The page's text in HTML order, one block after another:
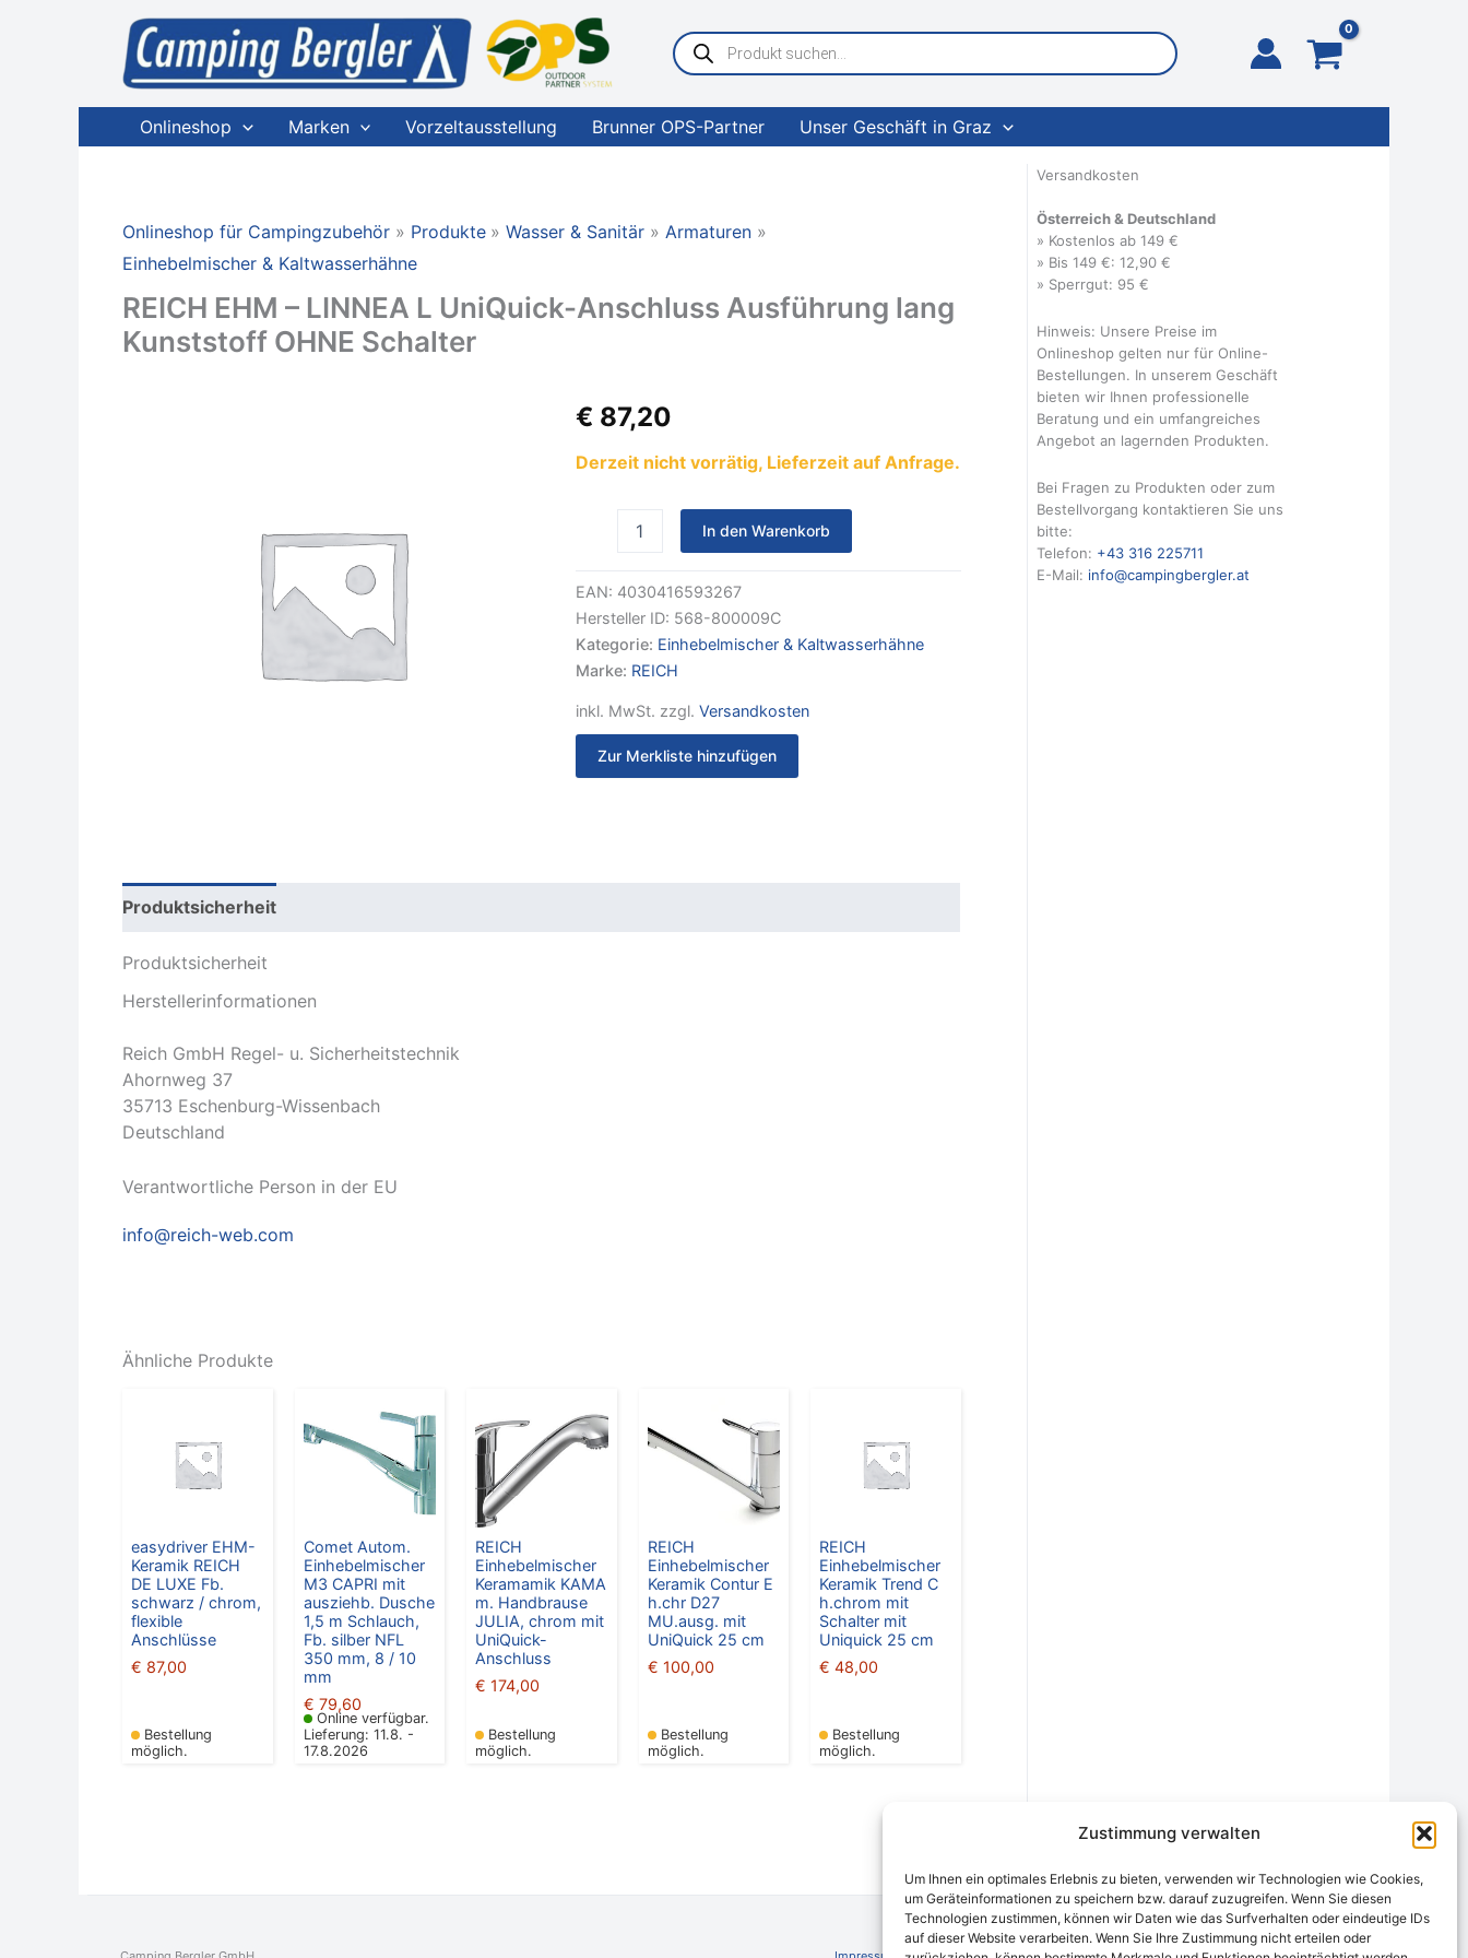
Zustimmung verwalten
Um Ihnen ein optimales Erlebnis zu bieten, verwenden wir Technologien wie Cookies,
um Geräteinformationen zu speichern bzw. darauf zuzugreifen. Wenn Sie diesen
Technologien zustimmen, können wir Daten wie das Surfverhalten oder eindeutige IDs
auf dieser Website verarbeiten. Wenn Sie Ihre Zustimmung nicht erteilen oder
Products
search
Onlineshop Marken Vorzeltausstellung Brunner OPS-Partner Unser Geschäft in Graz
Onlineshop für Campingzubehör Produkte Wasser & Sanitär
Armaturen
Einhebelmischer & Kaltwasserhähne
REICH EHM – LINNEA L UniQuick-Anschluss Ausführung lang
Kunststoff OHNE Schalter
€ 87,20
Derzeit nicht vorrätig, Lieferzeit auf Anfrage.
REICH
EHM
LINNEA
Anschluss
Kunststoff
OHNE
Schalter
Menge
In den Warenkorb
EAN: 4030416593267
Hersteller ID: 568-800009C
Kategorie: Einhebelmischer & Kaltwasserhähne
Marke: REICH
inkl. MwSt. zzgl. Versandkosten
Zur Merkliste hinzufügen
Produktsicherheit
Produktsicherheit
Herstellerinformationen
Reich GmbH Regel- u. Sicherheitstechnik
Ahornweg 37
35713 Eschenburg-Wissenbach
Deutschland
Verantwortliche Person in der EU
info@reich-web.com
Ähnliche Produkte
easydriver EHM-
Keramik REICH
DE LUXE Fb.
schwarz / chrom,
flexible
Anschlüsse
€ 87,00
Bestellung
möglich.
Comet Autom.
Einhebelmischer
M3 CAPRI mit
ausziehb. Dusche
1,5 m Schlauch,
Fb. silber NFL
350 mm, 8 / 10
mm
€ 79,60
Online verfügbar.
Lieferung: 11.8. -
17.8.2026
REICH
Einhebelmischer
Keramamik KAMA
m. Handbrause
JULIA, chrom mit
UniQuick-
Anschluss
€ 174,00
Bestellung
möglich.
REICH
Einhebelmischer
Keramik Contur E
h.chr D27
MU.ausg. mit
UniQuick 25 cm
€ 100,00
Bestellung
möglich.
REICH
Einhebelmischer
Keramik Trend C
h.chrom mit
Schalter mit
Uniquick 25 cm
€ 48,00
Bestellung
möglich.
Versandkosten
Österreich & Deutschland
» Kostenlos ab 149 €
» Bis 149 €: 12,90 €
» Sperrgut: 95 €
Hinweis: Unsere Preise im
Onlineshop gelten nur für Online-
Bestellungen. In unserem Geschäft
bieten wir Ihnen professionelle
Beratung und ein umfangreiches
Angebot an lagernden Produkten.
Bei Fragen zu Produkten oder zum
Bestellvorgang kontaktieren Sie uns
bitte:
Telefon: +43 316 225711
E-Mail: info@campingbergler.at